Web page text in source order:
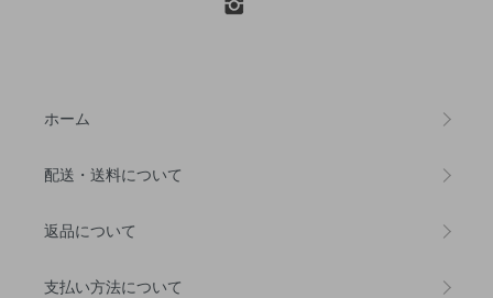
ホーム
配送・送料について
返品について
支払い方法について